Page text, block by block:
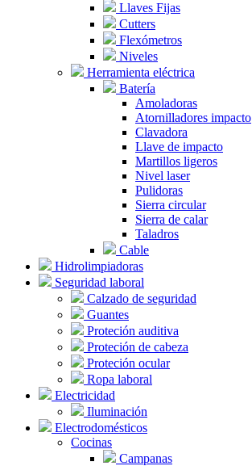
Llaves Fijas
Cutters
Flexómetros
Niveles
Herramienta eléctrica
Batería
Amoladoras
Atornilladores impacto
Clavadora
Llave de impacto
Martillos ligeros
Nivel laser
Pulidoras
Sierra circular
Sierra de calar
Taladros
Cable
Hidrolimpiadoras
Seguridad laboral
Calzado de seguridad
Guantes
Proteción auditiva
Proteción de cabeza
Proteción ocular
Ropa laboral
Electricidad
Iluminación
Electrodomésticos
Cocinas
Campanas